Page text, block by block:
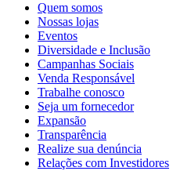
Quem somos
Nossas lojas
Eventos
Diversidade e Inclusão
Campanhas Sociais
Venda Responsável
Trabalhe conosco
Seja um fornecedor
Expansão
Transparência
Realize sua denúncia
Relações com Investidores